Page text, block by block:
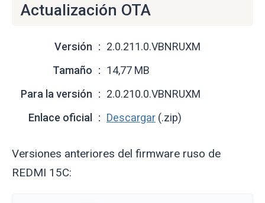
Actualización OTA
Versión
2.0.211.0.VBNRUXM
Tamaño
14,77 MB
Para la versión
2.0.210.0.VBNRUXM
Enlace oficial
Descargar (.zip)
Versiones anteriores del firmware ruso de
REDMI 15C: